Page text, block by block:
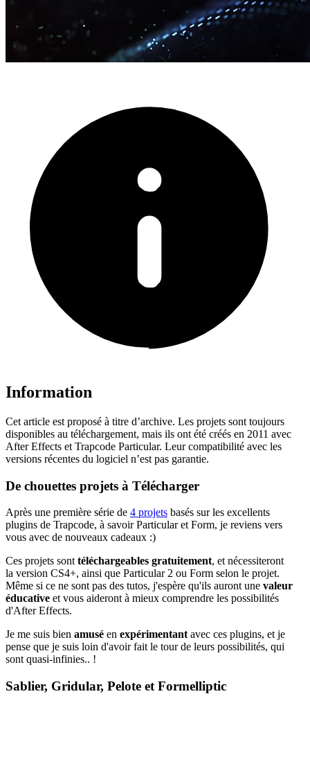
Information
Cet article est proposé à titre d’archive. Les projets sont toujours
disponibles au téléchargement, mais ils ont été créés en 2011 avec
After Effects et Trapcode Particular. Leur compatibilité avec les
versions récentes du logiciel n’est pas garantie.
De chouettes projets à Télécharger
Après une première série de 4 projets basés sur les excellents
plugins de Trapcode, à savoir Particular et Form, je reviens vers
vous avec de nouveaux cadeaux :)
Ces projets sonttéléchargeables gratuitement, et nécessiteront
la version CS4+, ainsi que Particular 2 ou Form selon le projet.
Même si ce ne sont pas des tutos, j'espère qu'ils auront une valeur
éducative et vous aideront à mieux comprendre les possibilités
d'After Effects.
Je me suis bien amusé en expérimentantavec ces plugins, et je
pense que je suis loin d'avoir fait le tour de leurs possibilités, qui
sont quasi-infinies.. !
Sablier, Gridular, Pelote et Formelliptic